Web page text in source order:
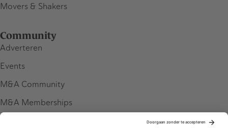
Movers & Shakers
Community
Adverteren
Events
M&A Community
M&A Memberships